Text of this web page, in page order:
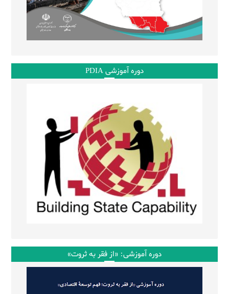
دوره آموزشی PDIA
دوره آموزشی: «از فقر به ثروت»